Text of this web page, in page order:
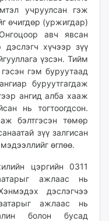
учруулсан гэж
өчигдөр (уржигдар)
авч явсан
хүчээр зүү
үзсэн. Тийм
гэм буруутаад
буруутгагдаж
ангид алба хааж
нь тогтоогдсон.
бэлтгэсэн төмөр
зүү залгисан
өглөө.
цэргийн 0311
ажлаас нь
дэслэгчээ
ажлаас нь
болон бусад